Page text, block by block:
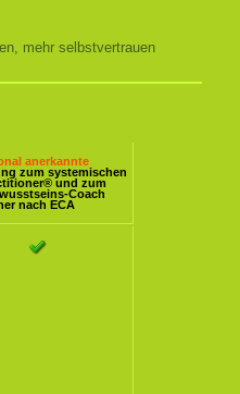
mehr selbstvertrauen
anerkannte
zum systemischen
® und zum
Coach
nach ECA